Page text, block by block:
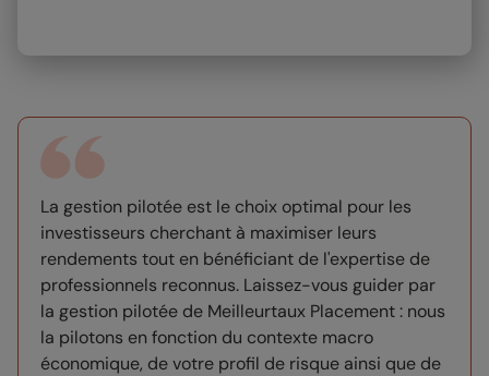
La gestion pilotée est le choix optimal pour les
investisseurs cherchant à maximiser leurs
rendements tout en bénéficiant de l'expertise de
professionnels reconnus. Laissez-vous guider par
la gestion pilotée de Meilleurtaux Placement : nous
la pilotons en fonction du contexte macro
économique, de votre profil de risque ainsi que de